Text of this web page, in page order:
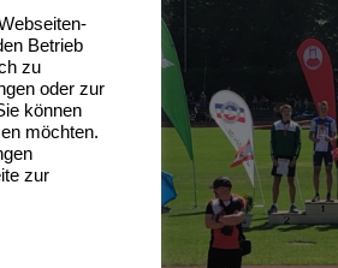
Betrieb
zu
oder zur
können
möchten.
zur